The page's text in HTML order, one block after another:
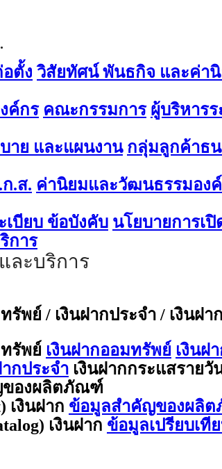
ตั้ง วิสัยทัศน์ พันธกิจ และค่า
ค์กร คณะกรรมการ ผู้บริหาร
าย และแผนงาน กลุ่มลูกค้าธ
.ส. ค่านิยมและวัฒนธรรมอง
เบียบ ข้อบังคับ นโยบายการเ
การ
ะบริการ
รัพย์ / เงินฝากประจำ / เงินฝ
รัพย์ เงินฝากออมทรัพย์ เงินฝ
ากประจำ เงินฝากกระแสรายวั
องผลิตภัณฑ์
เงินฝาก ข้อมูลสำคัญของผลิตภั
เงินฝาก ข้อมูลเปรียบเที